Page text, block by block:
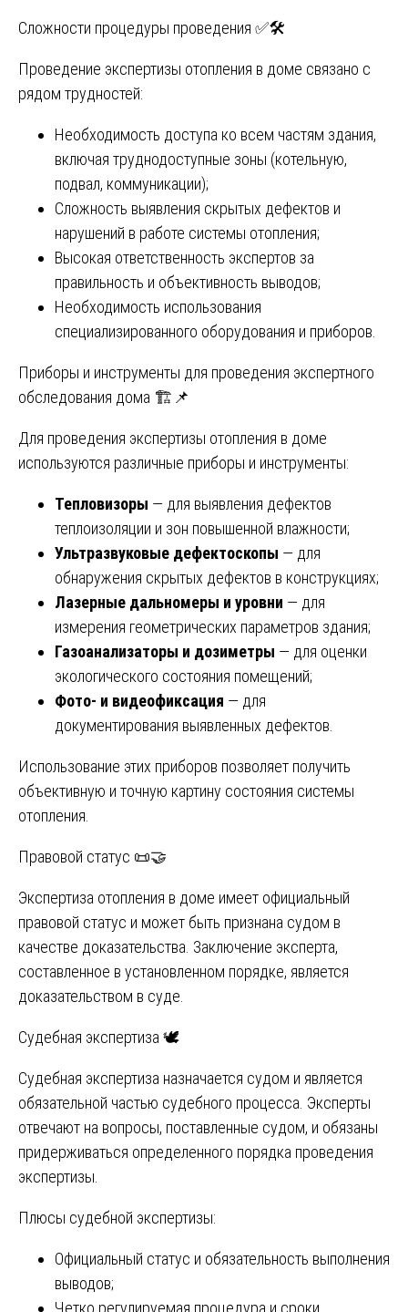
Сложности процедуры проведения ✅🛠️
Проведение экспертизы отопления в доме связано с
рядом трудностей:
Необходимость доступа ко всем частям здания,
включая труднодоступные зоны (котельную,
подвал, коммуникации);
Сложность выявления скрытых дефектов и
нарушений в работе системы отопления;
Высокая ответственность экспертов за
правильность и объективность выводов;
Необходимость использования
специализированного оборудования и приборов.
Приборы и инструменты для проведения экспертного
обследования дома 🏗️📌
Для проведения экспертизы отопления в доме
используются различные приборы и инструменты:
Тепловизоры — для выявления дефектов
теплоизоляции и зон повышенной влажности;
Ультразвуковые дефектоскопы — для
обнаружения скрытых дефектов в конструкциях;
Лазерные дальномеры и уровни — для
измерения геометрических параметров здания;
Газоанализаторы и дозиметры — для оценки
экологического состояния помещений;
Фото- и видеофиксация — для
документирования выявленных дефектов.
Использование этих приборов позволяет получить
объективную и точную картину состояния системы
отопления.
Правовой статус 📜🤝
Экспертиза отопления в доме имеет официальный
правовой статус и может быть признана судом в
качестве доказательства. Заключение эксперта,
составленное в установленном порядке, является
доказательством в суде.
Судебная экспертиза 🕊️
Судебная экспертиза назначается судом и является
обязательной частью судебного процесса. Эксперты
отвечают на вопросы, поставленные судом, и обязаны
придерживаться определенного порядка проведения
экспертизы.
Плюсы судебной экспертизы:
Официальный статус и обязательность выполнения
выводов;
Четко регулируемая процедура и сроки